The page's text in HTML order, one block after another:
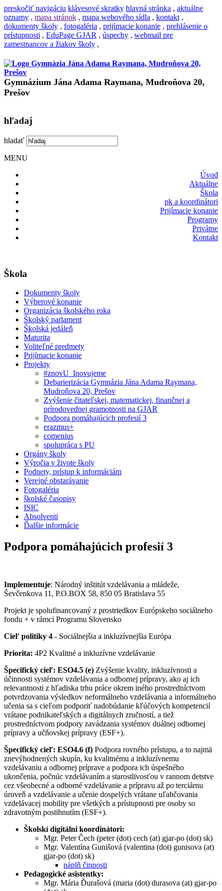
preskočiť navigáciu klávesové skratky hlavná stránka , aktuálne
oznamy , mapa stránok , mapa webového sídla , kontakt ,
dokumenty školy , fotogaléria , prijímacie konanie , prehlásenie o
prístupnosti , EduPage GJAR , úspechy , webmail pre
zamestnancov a žiakov školy ,
Gymnázium Jána Adama Raymana, Mudroňova 20,
Prešov
hľadaj
hladať
MENU
Úvod
Aktuálne
Škola
pk a koordinátori
Prijímacie konanie
Programy
Privátne
Kontakt
Škola
Dokumenty školy
Výberové konanie
Organizácia školského roka
Školský parlament
Školská jedáleň
Maturita
Voliteľné predmety
Prijímacie konanie
Projekty
#znovU_Inovujeme
Debarierizácia Gymnázia Jána Adama Raymana,
Mudroňova 20, Prešov
Zvýšenie čitateľskej, matematickej, finančnej a
prírodovednej gramotnosti na GJAR
Podpora pomáhajúcich profesií 3
erazmus+
comenius
spolupráca s PU
Orgány školy
Výročia v živote školy
Podnety, prístup k informáciám
Verejné obstarávanie
Fotogaléria
školské časopisy
ISIC
Absolventi
Ďalšie informácie
Podpora pomáhajúcich profesií 3
Implementuje: Národný inštitút vzdelávania a mládeže,
Ševčenkova 11, P.O.BOX 58, 850 05 Bratislava 55
Projekt je spolufinancovaný z prostriedkov Európskeho sociálneho
fondu + v rámci Programu Slovensko
Cieľ politiky 4 - Sociálnejšia a inkluzívnejšia Európa
Priorita: 4P2 Kvalitné a inkluzívne vzdelávanie
Špecifický cieľ: ESO4.5 (e) Zvýšenie kvality, inkluzívnosti a
účinnosti systémov vzdelávania a odbornej prípravy, ako aj ich
relevantnosti z hľadiska trhu práce okrem iného prostredníctvom
potvrdzovania výsledkov neformálneho vzdelávania a informálneho
učenia sa s cieľom podporiť nadobúdanie kľúčových kompetencií
vrátane podnikateľských a digitálnych zručností, a tiež
prostredníctvom podpory zavádzania systémov duálnej odbornej
prípravy a učňovskej prípravy (ESF+).
Špecifický cieľ: ESO4.6 (f) Podpora rovného prístupu, a to najmä
znevýhodnených skupín, ku kvalitnému a inkluzívnemu
vzdelávaniu a odbornej príprave a podpora ich úspešného
ukončenia, počnúc vzdelávaním a starostlivosťou v rannom detstve
cez všeobecné a odborné vzdelávanie a prípravu až po terciárnu
úroveň a vzdelávanie a učenie dospelých vrátane uľahčovania
vzdelávacej mobility pre všetkých a prístupnosti pre osoby so
zdravotným postihnutím (ESF+).
Školskí digitálni koordinátori:
Mgr. Peter Čech (peter (dot) cech (at) gjar-po (dot) sk)
Mgr. Valentína Gunišová (valentina (dot) gunisova (at)
gjar-po (dot) sk)
náplň činnosti
Pedagogické asistentky:
Mgr. Mária Ďurašová (maria (dot) durasova (at) gjar-po